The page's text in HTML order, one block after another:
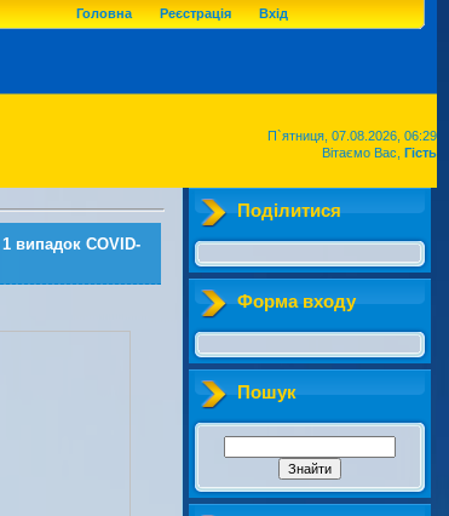
П`ятниця, 07.08.2026, 06:29
Вітаємо Вас, Гість
Головна Реєстрація Вхід
випадок COVID-
Поділитися
Форма входу
Пошук